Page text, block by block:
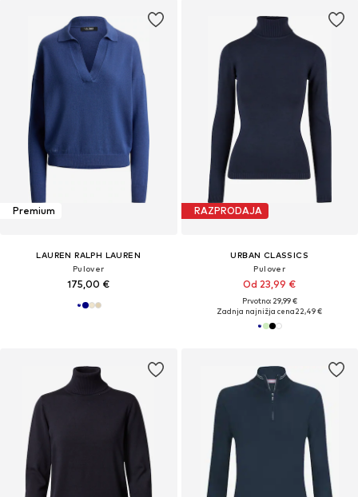
Premium
LAUREN RALPH LAUREN
Pulover
175,00 €
RAZPRODAJA
URBAN CLASSICS
Pulover
Od 23,99 €
Prvotno: 29,99 €
Zadnja najnižja cena22,49 €